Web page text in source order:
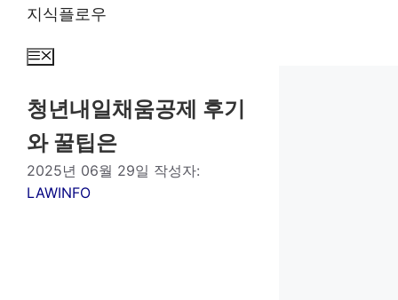
지식플로우
메
청년내일채움공제 후기
와 꿀팁은
2025년 06월 29일 작성자:
LAWINFO